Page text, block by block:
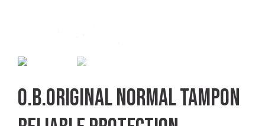
O.b.original normal tampon